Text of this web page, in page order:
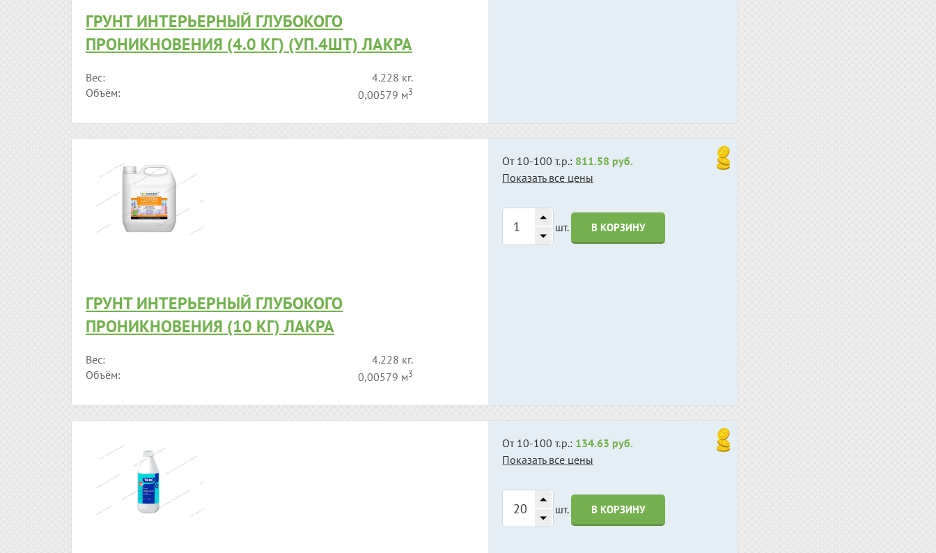
ГРУНТ ИНТЕРЬЕРНЫЙ ГЛУБОКОГО
ПРОНИКНОВЕНИЯ (4.0 КГ) (УП.4ШТ) ЛАКРА
Вес:
4.228 кг.
Объём:
0,00579 м3
ГРУНТ ИНТЕРЬЕРНЫЙ ГЛУБОКОГО
ПРОНИКНОВЕНИЯ (10 КГ) ЛАКРА
Вес:
4.228 кг.
Объём:
0,00579 м3
От 10-100 т.р.: 811.58 руб.
Показать все цены
шт. В КОРЗИНУ
От 10-100 т.р.: 134.63 руб.
Показать все цены
шт. В КОРЗИНУ